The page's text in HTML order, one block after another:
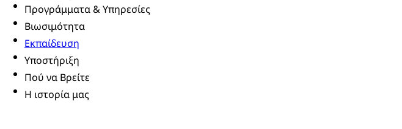
Προγράμματα & Υπηρεσίες
Βιωσιμότητα
Εκπαίδευση
Υποστήριξη
Πού να Βρείτε
Η ιστορία μας